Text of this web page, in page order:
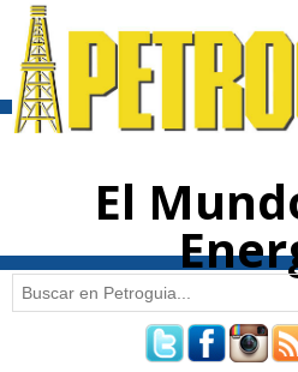
contenido
El
Formulario de
Buscar